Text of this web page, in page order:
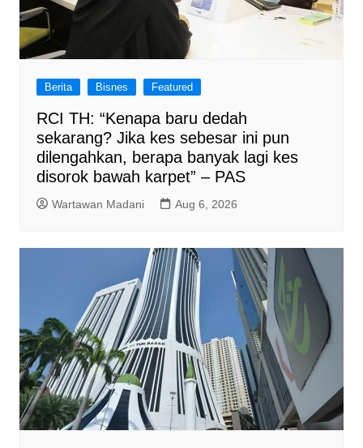
Berita Bisnes Featured
RCI TH: “Kenapa baru dedah
sekarang? Jika kes sebesar ini pun
dilengahkan, berapa banyak lagi kes
disorok bawah karpet” – PAS
Wartawan Madani Aug 6, 2026